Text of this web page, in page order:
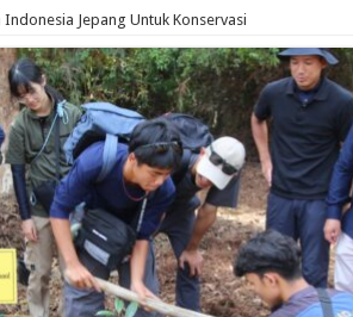
Jepang Untuk Konservasi